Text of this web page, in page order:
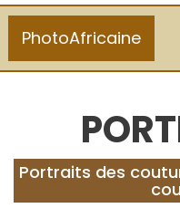
PhotoAfricaine
Portraits des